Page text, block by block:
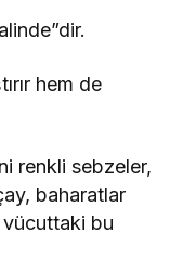
hem de
renkli sebzeler,
baharatlar
bu